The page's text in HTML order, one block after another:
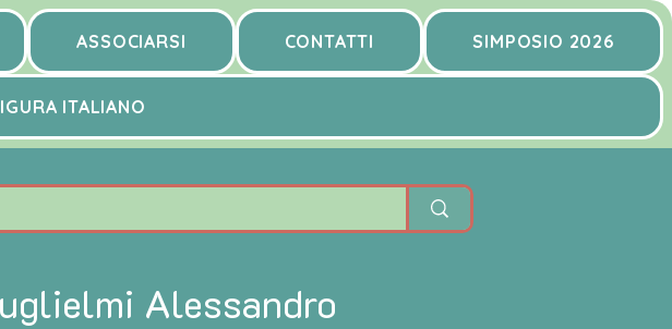
ASSOCIARSI CONTATTI SIMPOSIO 2026
ITALIANO
Alessandro